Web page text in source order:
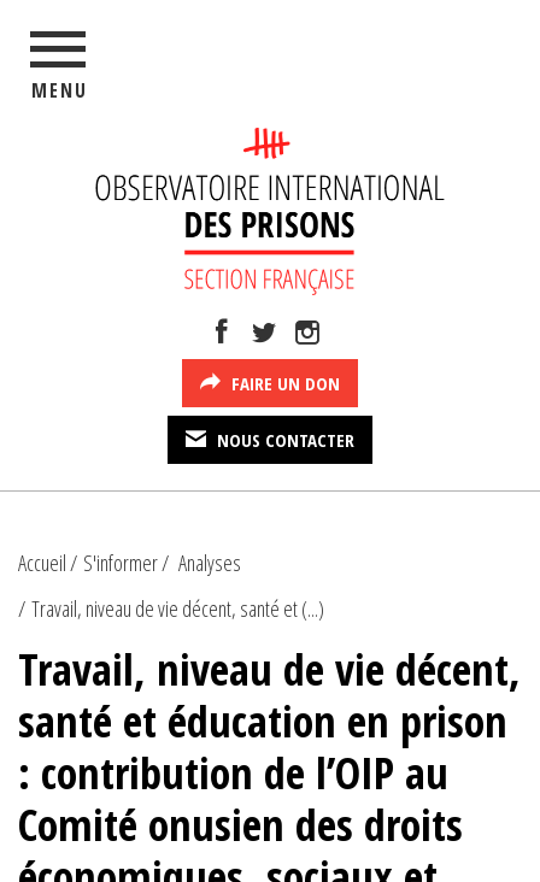
MENU
FAIRE UN DON
NOUS CONTACTER
Accueil S'informer
Analyses
Travail, niveau de vie décent, santé et (...)
Travail, niveau de vie décent,
santé et éducation en prison
: contribution de l’OIP au
Comité onusien des droits